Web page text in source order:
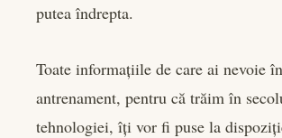
putea îndrepta.
Toate informațiile de care ai nevoie
antrenament, pentru că trăim în
tehnologiei, îți vor fi puse la